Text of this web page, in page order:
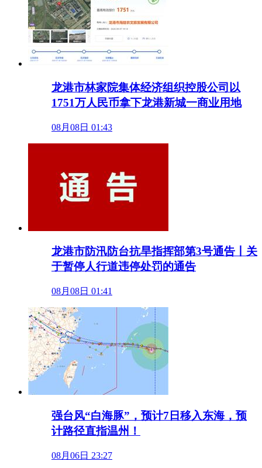
龙港市林家院集体经济组织控股公司以
1751万人民币拿下龙港新城一商业用地
08月08日 01:43
龙港市防汛防台抗旱指挥部第3号通告丨关
于暂停人行道违停处罚的通告
08月08日 01:41
强台风“白海豚”，预计7日移入东海，预
计路径直指温州！
08月06日 23:27